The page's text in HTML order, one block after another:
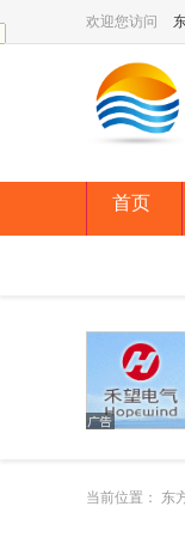
欢迎您访问
首页
当前位置： 东